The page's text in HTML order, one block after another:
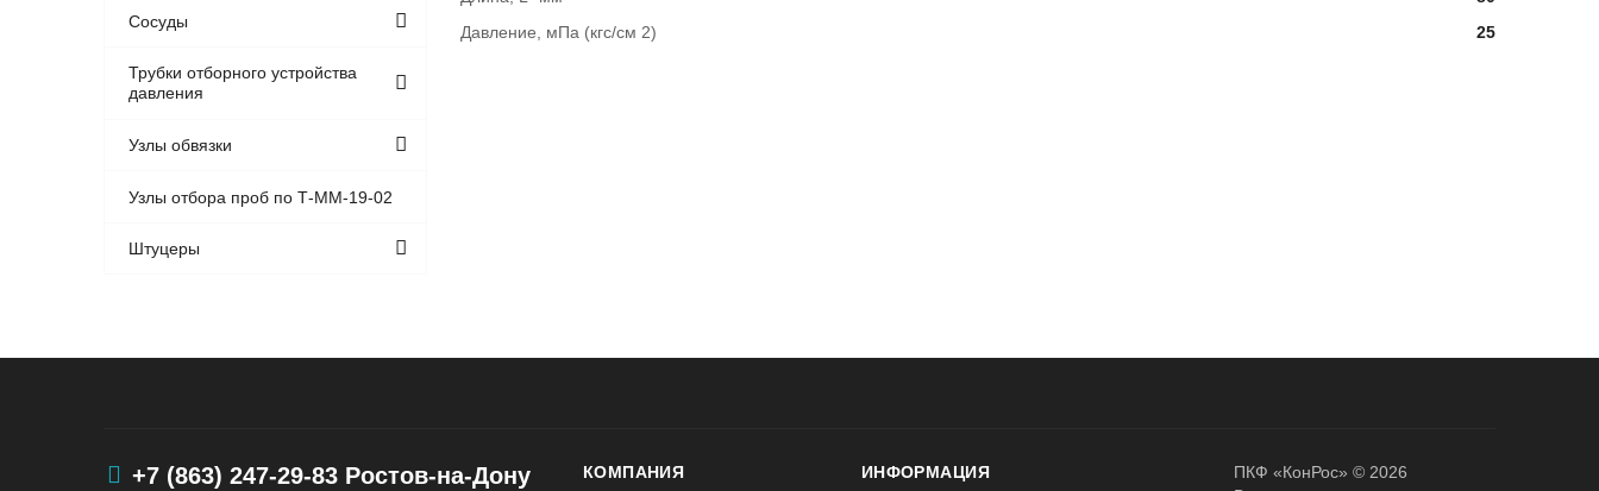
Сосуды
Трубки отборного устройства
давления
Узлы обвязки
Узлы отбора проб по Т-ММ-19-02
Штуцеры
Давление, мПа (кгс/см 2)
25
+7 (863) 247-29-83 Ростов-на-Дону
КОМПАНИЯ ИНФОРМАЦИЯ
ПКФ «КонРос» © 2026